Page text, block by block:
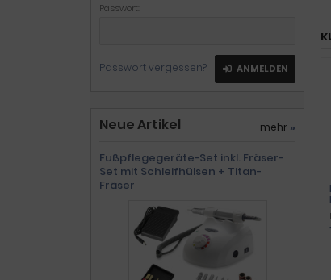
Passwort:
Passwort vergessen? ANMELDEN
Neue Artikel mehr »
Fußpflegegeräte-Set inkl. Fräser-
Set mit Schleifhülsen + Titan-
Fräser